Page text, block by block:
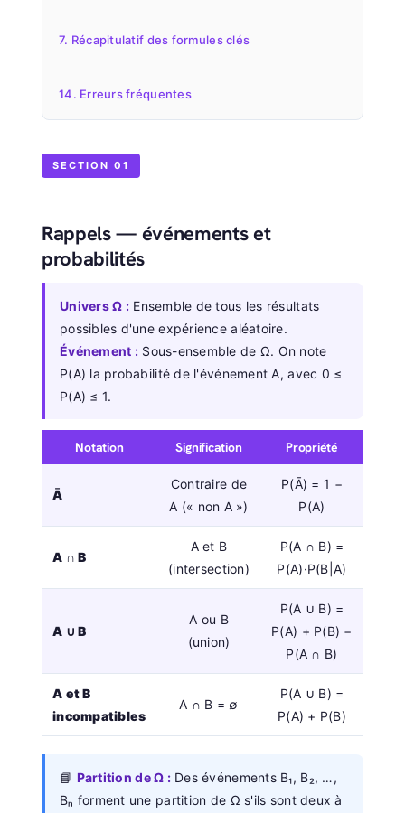
7. Récapitulatif des formules clés
14. Erreurs fréquentes
SECTION 01
Rappels — événements et
probabilités
Univers Ω :Ensemble de tous les résultats
possibles d'une expérience aléatoire.
Événement :Sous-ensemble de Ω. On note
P(A) la probabilité de l'événement A, avec 0 ≤
P(A) ≤ 1.
Notation Signification Propriété
Ā
Contraire de
A (« non A »)
P(Ā) = 1 −
P(A)
A ∩ B
A et B
(intersection)
P(A ∩ B) =
P(A)·P(B|A)
A ∪ B
A ou B
(union)
P(A ∪ B) =
P(A) + P(B) −
P(A ∩ B)
A et B
incompatibles
A ∩ B = ∅
P(A ∪ B) =
P(A) + P(B)
📘 Partition de Ω :Des événements B₁, B₂, …,
Bₙ forment une partition de Ω s'ils sont deux à